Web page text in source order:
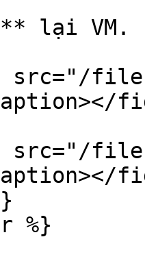
lại VM.
src="/
src="/
%}